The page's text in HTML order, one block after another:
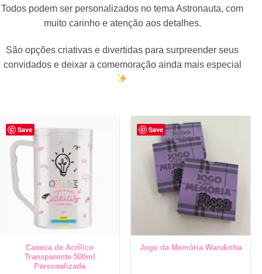
Todos podem ser personalizados no tema Astronauta, com
muito carinho e atenção aos detalhes.
São opções criativas e divertidas para surpreender seus
convidados e deixar a comemoração ainda mais especial
Save
Caneca de Acrílico
Transparente 500ml
Personalizada
Save
Jogo da Memória Wandinha